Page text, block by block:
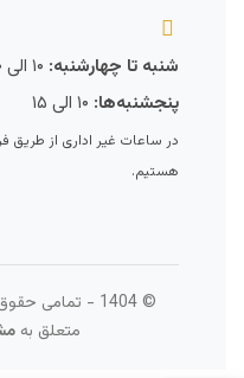
شنبه تا چهارشنبه:
پنجشنبه‌ها:
در ساعات غیر اداری از
هستیم.
© 1404 -
متعلق به